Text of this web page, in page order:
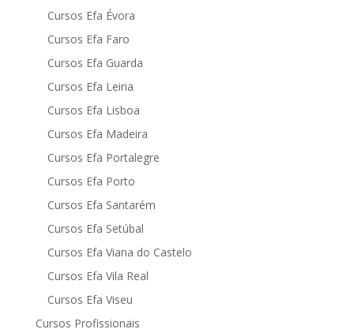
Cursos Efa Évora
Cursos Efa Faro
Cursos Efa Guarda
Cursos Efa Leiria
Cursos Efa Lisboa
Cursos Efa Madeira
Cursos Efa Portalegre
Cursos Efa Porto
Cursos Efa Santarém
Cursos Efa Setúbal
Cursos Efa Viana do Castelo
Cursos Efa Vila Real
Cursos Efa Viseu
Cursos Profissionais